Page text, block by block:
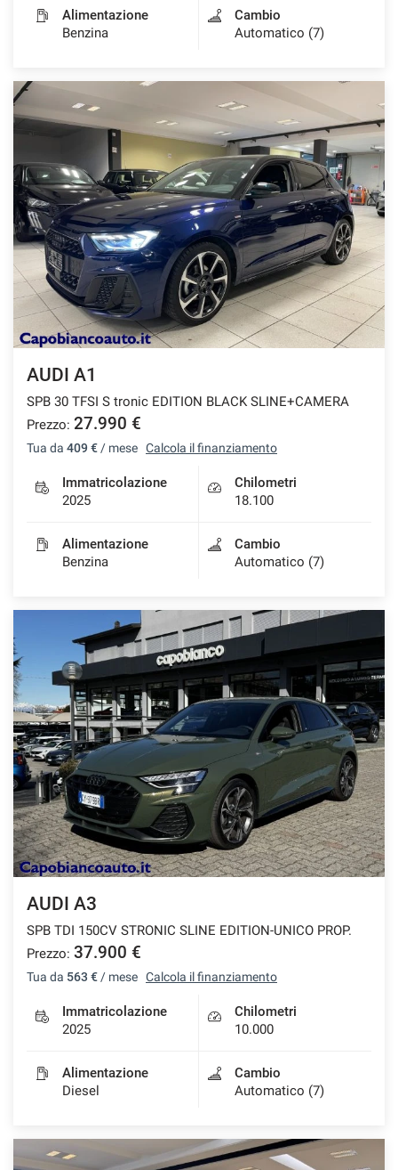
Alimentazione
Benzina
Cambio
Automatico (7)
AUDI A1
SPB 30 TFSI S tronic EDITION BLACK SLINE+CAMERA
Prezzo: 27.990 €
Tua da 409 € / mese Calcola il finanziamento
Immatricolazione
2025
Chilometri
18.100
Alimentazione
Benzina
Cambio
Automatico (7)
AUDI A3
SPB TDI 150CV STRONIC SLINE EDITION-UNICO PROP.
Prezzo: 37.900 €
Tua da 563 € / mese Calcola il finanziamento
Immatricolazione
2025
Chilometri
10.000
Alimentazione
Diesel
Cambio
Automatico (7)